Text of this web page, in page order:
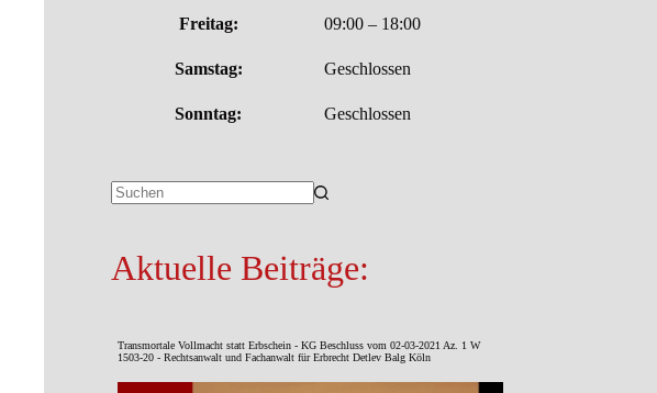
Freitag: 09:00 – 18:00
Samstag: Geschlossen
Sonntag: Geschlossen
Aktuelle Beiträge:
Transmortale Vollmacht statt Erbschein - KG Beschluss vom 02-03-2021 Az. 1 W
1503-20 - Rechtsanwalt und Fachanwalt für Erbrecht Detlev Balg Köln